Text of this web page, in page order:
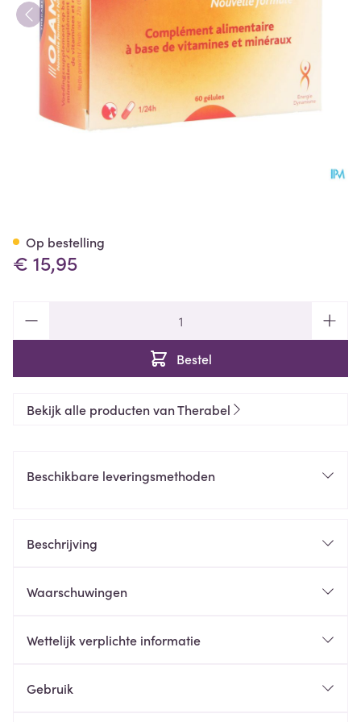
€ 15,95
Bestel
Op bestelling
Bekijk alle producten van Therabel
Beschikbare leveringsmethoden
Beschrijving
Waarschuwingen
Wettelijk verplichte informatie
Gebruik